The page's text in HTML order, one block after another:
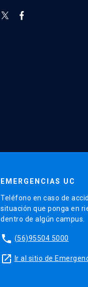
EMERGENCIAS UC
Teléfono en caso de
situación que ponga en
dentro de algún campus.
phone (56)95504 5000
launch Ir al sitio de